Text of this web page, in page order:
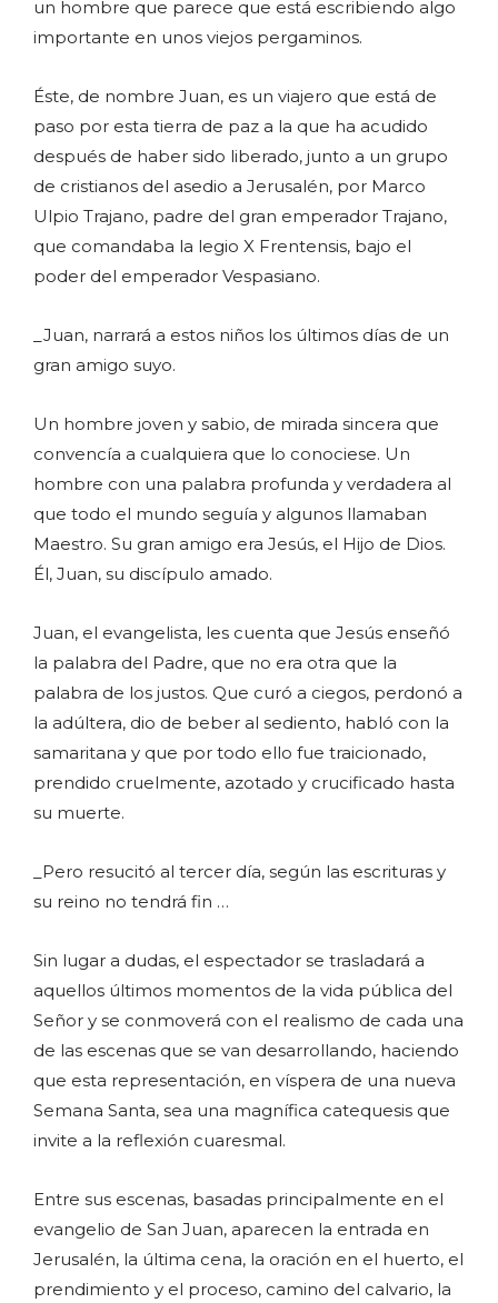
un hombre que parece que está escribiendo algo
importante en unos viejos pergaminos.
Éste, de nombre Juan, es un viajero que está de
paso por esta tierra de paz a la que ha acudido
después de haber sido liberado, junto a un grupo
de cristianos del asedio a Jerusalén, por Marco
Ulpio Trajano, padre del gran emperador Trajano,
que comandaba la legio X Frentensis, bajo el
poder del emperador Vespasiano.
_Juan, narrará a estos niños los últimos días de un
gran amigo suyo.
Un hombre joven y sabio, de mirada sincera que
convencía a cualquiera que lo conociese. Un
hombre con una palabra profunda y verdadera al
que todo el mundo seguía y algunos llamaban
Maestro. Su gran amigo era Jesús, el Hijo de Dios.
Él, Juan, su discípulo amado.
Juan, el evangelista, les cuenta que Jesús enseñó
la palabra del Padre, que no era otra que la
palabra de los justos. Que curó a ciegos, perdonó a
la adúltera, dio de beber al sediento, habló con la
samaritana y que por todo ello fue traicionado,
prendido cruelmente, azotado y crucificado hasta
su muerte.
_Pero resucitó al tercer día, según las escrituras y
su reino no tendrá fin …
Sin lugar a dudas, el espectador se trasladará a
aquellos últimos momentos de la vida pública del
Señor y se conmoverá con el realismo de cada una
de las escenas que se van desarrollando, haciendo
que esta representación, en víspera de una nueva
Semana Santa, sea una magnífica catequesis que
invite a la reflexión cuaresmal.
Entre sus escenas, basadas principalmente en el
evangelio de San Juan, aparecen la entrada en
Jerusalén, la última cena, la oración en el huerto, el
prendimiento y el proceso, camino del calvario, la